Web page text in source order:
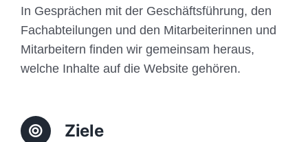
In Gesprächen mit der Geschäftsführung, den
Fachabteilungen und den Mitarbeiterinnen und
Mitarbeitern finden wir gemeinsam heraus,
welche Inhalte auf die Website gehören.
Ziele